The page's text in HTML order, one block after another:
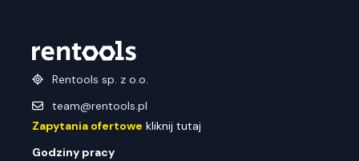
Rentools sp. z o.o.
team@rentools.pl
Zapytania ofertowe kliknij tutaj
Godziny pracy